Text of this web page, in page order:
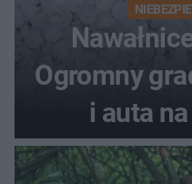
Ogromny
i auta